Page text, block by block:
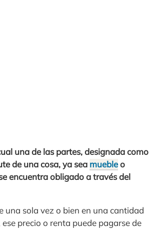
una de las partes, designada como
de una cosa, ya sea muebleo
encuentra obligado a través del
una sola vez o bien en una cantidad
precio o renta puede pagarse de